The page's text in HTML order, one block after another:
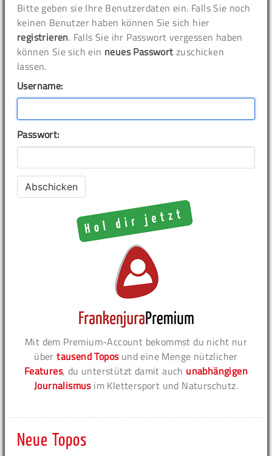
Bitte geben sie Ihre Benutzerdaten ein. Falls Sie noch
keinen Benutzer haben können Sie sich hier
registrieren. Falls Sie ihr Passwort vergessen haben
können Sie sich ein neues Passwort zuschicken
lassen.
Username:
Passwort:
Mit dem Premium-Account bekommst du nicht nur
übertausend Toposund eine Menge nützlicher
Features, du unterstützt damit auch unabhängigen
Journalismusim Klettersport und Naturschutz.
Neue Topos